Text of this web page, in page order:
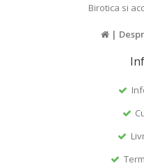
Birotica si
|